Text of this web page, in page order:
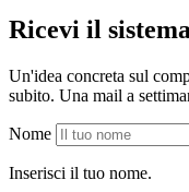
Ricevi il
Un'idea concreta sul
subito. Una mail a
Nome
Inserisci il tuo nome.